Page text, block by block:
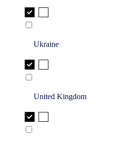
Ukraine
United Kingdom